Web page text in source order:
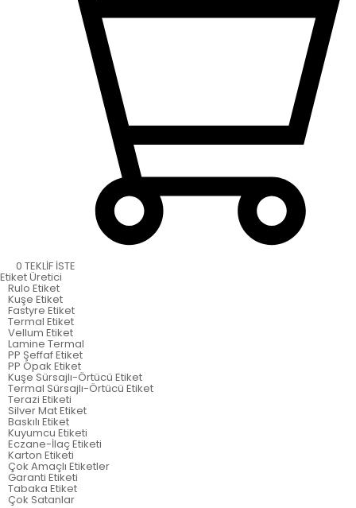
0 TEKLİF İSTE
EtiketÜretici
Rulo Etiket
Kuşe Etiket
Fastyre Etiket
Termal Etiket
Vellum Etiket
Lamine Termal
PP Şeffaf Etiket
PP Opak Etiket
Kuşe Sürsajlı-Örtücü Etiket
Termal Sürsajlı-Örtücü Etiket
Terazi Etiketi
Silver Mat Etiket
Baskılı Etiket
Kuyumcu Etiketi
Eczane-İlaç Etiketi
Karton Etiketi
Çok Amaçlı Etiketler
Garanti Etiketi
Tabaka Etiket
Çok Satanlar